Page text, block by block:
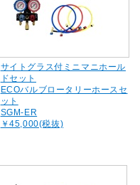
サイトグラス付ミニマニホール
ドセット
ECOバルブロータリーホースセ
ット
SGM-ER
￥45,000(税抜)